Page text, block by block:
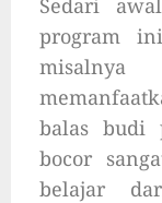
Sedari
program
balas budi
bocor
belajar